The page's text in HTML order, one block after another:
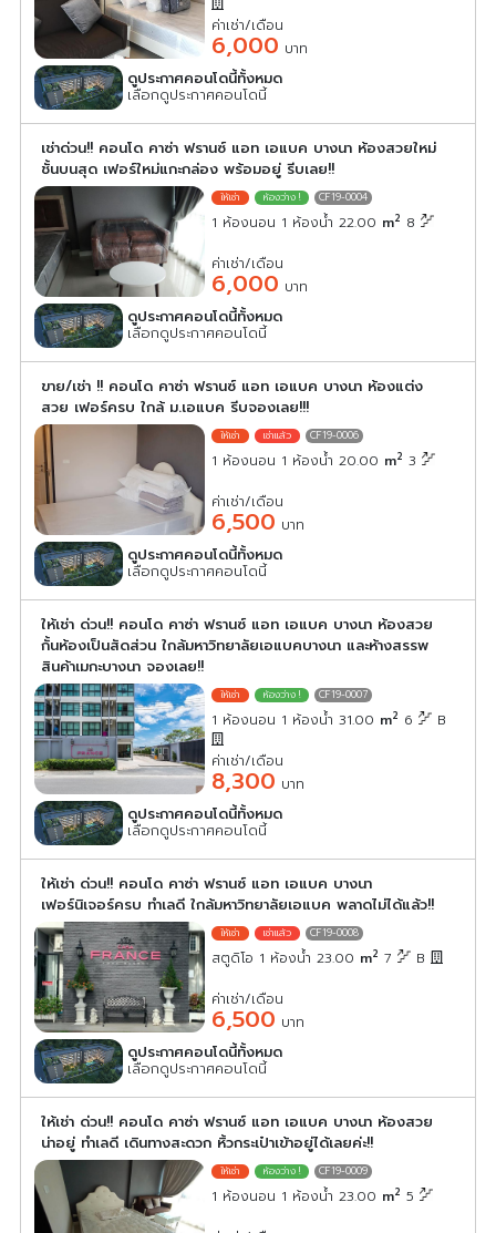
ค่าเช่า/เดือน
6,000 บาท
ดูประกาศคอนโดนี้ทั้งหมด
เลือกดูประกาศคอนโดนี้
เช่าด่วน!! คอนโด คาซ่า ฟรานซ์ แอท เอแบค บางนา ห้องสวยใหม่
ชั้นบนสุด เฟอร์ใหม่แกะกล่อง พร้อมอยู่ รีบเลย!!
CF19-0004
1 ห้องนอน 1 ห้องน้ำ 22.00 m2 8
ค่าเช่า/เดือน
6,000 บาท
ดูประกาศคอนโดนี้ทั้งหมด
เลือกดูประกาศคอนโดนี้
ขาย/เช่า !! คอนโด คาซ่า ฟรานซ์ แอท เอแบค บางนา ห้องแต่ง
สวย เฟอร์ครบ ใกล้ ม.เอแบค รีบจองเลย!!!
CF19-0006
1 ห้องนอน 1 ห้องน้ำ 20.00 m2 3
ค่าเช่า/เดือน
6,500 บาท
ดูประกาศคอนโดนี้ทั้งหมด
เลือกดูประกาศคอนโดนี้
ให้เช่า ด่วน!! คอนโด คาซ่า ฟรานซ์ แอท เอแบค บางนา ห้องสวย
กั้นห้องเป็นสัดส่วน ใกล้มหาวิทยาลัยเอแบคบางนา และห้างสรรพ
สินค้าเมกะบางนา จองเลย!!
CF19-0007
1 ห้องนอน 1 ห้องน้ำ 31.00 m2 6 B
ค่าเช่า/เดือน
8,300 บาท
ดูประกาศคอนโดนี้ทั้งหมด
เลือกดูประกาศคอนโดนี้
ให้เช่า ด่วน!! คอนโด คาซ่า ฟรานซ์ แอท เอแบค บางนา
เฟอร์นิเจอร์ครบ ทำเลดี ใกล้มหาวิทยาลัยเอแบค พลาดไม่ได้แล้ว!!
CF19-0008
สตูดิโอ 1 ห้องน้ำ 23.00 m2 7 B
ค่าเช่า/เดือน
6,500 บาท
ดูประกาศคอนโดนี้ทั้งหมด
เลือกดูประกาศคอนโดนี้
ให้เช่า ด่วน!! คอนโด คาซ่า ฟรานซ์ แอท เอแบค บางนา ห้องสวย
น่าอยู่ ทำเลดี เดินทางสะดวก หิ้วกระเป๋าเข้าอยู่ได้เลยค่ะ!!
CF19-0009
1 ห้องนอน 1 ห้องน้ำ 23.00 m2 5